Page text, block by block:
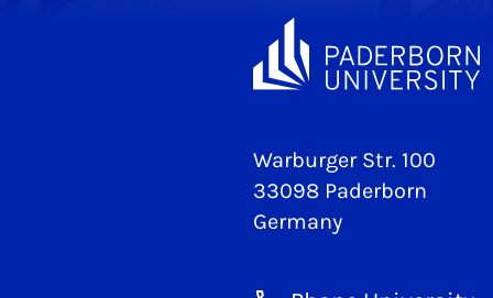
Warburger Str. 100
33098 Paderborn
Germany